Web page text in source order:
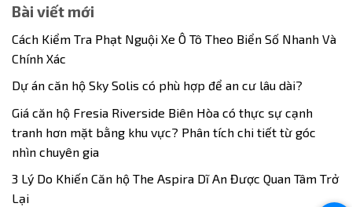
Bài viết mới
Cách Kiểm Tra Phạt Nguội Xe Ô Tô Theo Biển Số Nhanh Và
Chính Xác
Dự án căn hộ Sky Solis có phù hợp để an cư lâu dài?
Giá căn hộ Fresia Riverside Biên Hòa có thực sự cạnh
tranh hơn mặt bằng khu vực? Phân tích chi tiết từ góc
nhìn chuyên gia
3 Lý Do Khiến Căn hộ The Aspira Dĩ An Được Quan Tâm Trở
Lại